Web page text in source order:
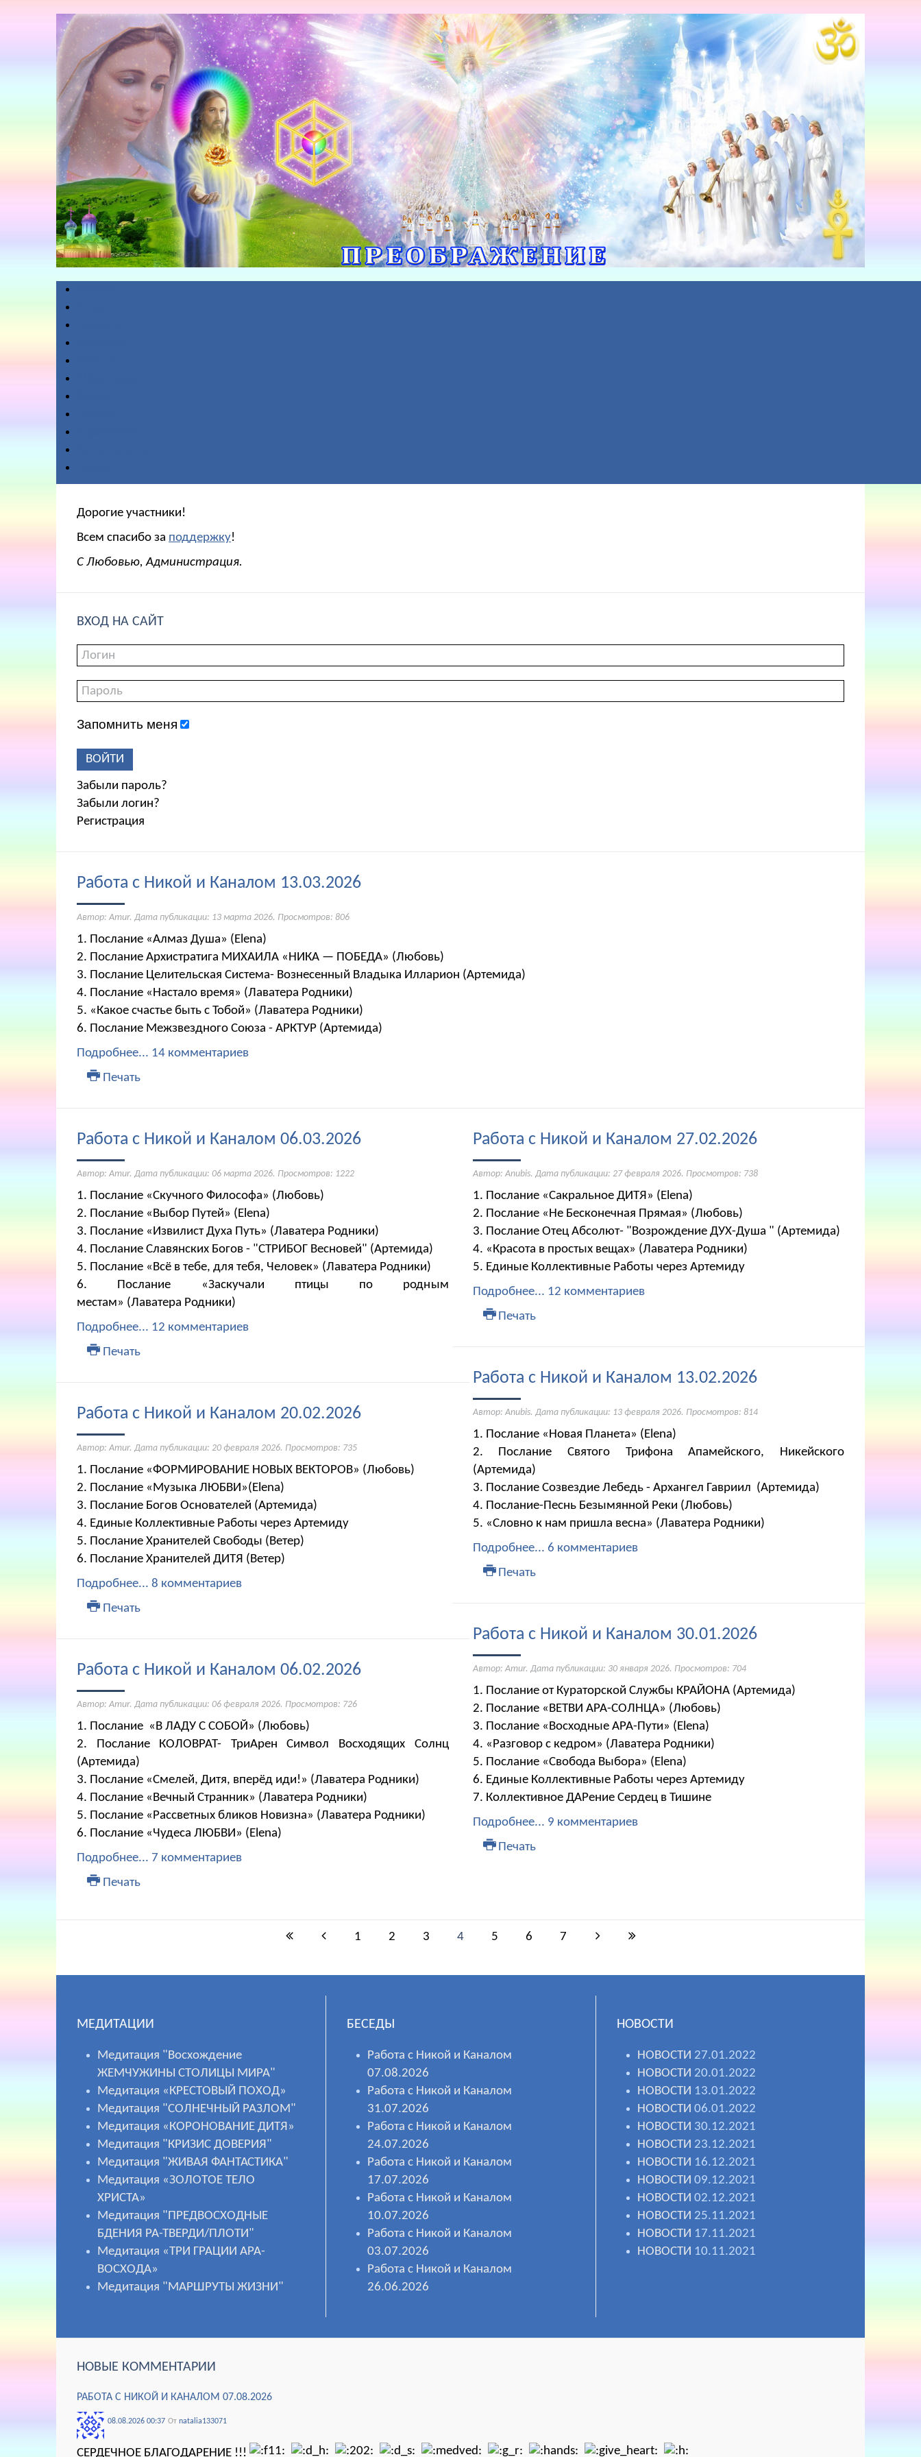
Дорогие участники!
Всем спасибо за поддержку!
С Любовью, Администрация.
ВХОД НА САЙТ
Запомнить меня
ВОЙТИ
Забыли пароль?
Забыли логин?
Регистрация
Работа с Никой и Каналом 13.03.2026
Автор: Amur. Дата публикации: 13 марта 2026. Просмотров: 806
1. Послание «Алмаз Душа» (Elena)
2. Послание Архистратига МИХАИЛА «НИКА — ПОБЕДА» (Любовь)
3. Послание Целительская Система- Вознесенный Владыка Илларион (Артемида)
4. Послание «Настало время» (Лаватера Родники)
5. «Какое счастье быть с Тобой» (Лаватера Родники)
6. Послание Межзвездного Союза - АРКТУР (Артемида)
Подробнее... 14 комментариев
Печать
Работа с Никой и Каналом 06.03.2026
Автор: Amur. Дата публикации: 06 марта 2026. Просмотров: 1222
1. Послание «Скучного Философа» (Любовь)
2. Послание «Выбор Путей» (Elena)
3. Послание «Извилист Духа Путь» (Лаватера Родники)
4. Послание Славянских Богов - "СТРИБОГ Весновей" (Артемида)
5. Послание «Всё в тебе, для тебя, Человек» (Лаватера Родники)
6. Послание «Заскучали птицы по родным
местам» (Лаватера Родники)
Подробнее... 12 комментариев
Печать
Работа с Никой и Каналом 20.02.2026
Автор: Amur. Дата публикации: 20 февраля 2026. Просмотров: 735
1. Послание «ФОРМИРОВАНИЕ НОВЫХ ВЕКТОРОВ» (Любовь)
2. Послание «Музыка ЛЮБВИ»(Elena)
​​​​​​​3. Послание Богов Основателей (Артемида)
4. Единые Коллективные Работы через Артемиду
5. Послание Хранителей Свободы (Ветер)
6. Послание Хранителей ДИТЯ (Ветер)
Подробнее... 8 комментариев
Печать
Работа с Никой и Каналом 06.02.2026
Автор: Amur. Дата публикации: 06 февраля 2026. Просмотров: 726
1. Послание «В ЛАДУ С СОБОЙ» (Любовь)
2. Послание КОЛОВРАТ- ТриАрен Символ Восходящих Солнц
(Артемида)
3. Послание «Смелей, Дитя, вперёд иди!» (Лаватера Родники)
4. ​​​​​​​Послание «Вечный Странник» (Лаватера Родники)
5. Послание «Рассветных бликов Новизна» (Лаватера Родники)
6. Послание «Чудеса ЛЮБВИ» (Elena)
Подробнее... 7 комментариев
Печать
Работа с Никой и Каналом 27.02.2026
Автор: Anubis. Дата публикации: 27 февраля 2026. Просмотров: 738
1. Послание «Сакральное ДИТЯ» (Elena)
2. Послание «Не Бесконечная Прямая» (Любовь)
3. Послание Отец Абсолют- "Возрождение ДУХ-Душа " (Артемида)
4. «Красота в простых вещах» (Лаватера Родники)
5. Единые Коллективные Работы через Артемиду
Подробнее... 12 комментариев
Печать
Работа с Никой и Каналом 13.02.2026
Автор: Anubis. Дата публикации: 13 февраля 2026. Просмотров: 814
1. Послание «Новая Планета» (Elena)
2. Послание Святого Трифона Апамейского, Никейского
(Артемида)
3. Послание Созвездие Лебедь - Архангел Гавриил (Артемида)
4. Послание-Песнь Безымянной Реки (Любовь)
5. «Словно к нам пришла весна» (Лаватера Родники)
Подробнее... 6 комментариев
Печать
Работа с Никой и Каналом 30.01.2026
Автор: Amur. Дата публикации: 30 января 2026. Просмотров: 704
1. Послание от Кураторской Службы КРАЙОНА (Артемида)
2. Послание «ВЕТВИ АРА-СОЛНЦА» (Любовь)
3. Послание «Восходные АРА-Пути» (Elena)
4. «Разговор с кедром» (Лаватера Родники)
5. Послание «Свобода Выбора» (Elena)
6. ​​​​​​​Единые Коллективные Работы через Артемиду
7. Коллективное ДАРение Сердец в Тишине
Подробнее... 9 комментариев
Печать
1 2 3 4 5 6 7
МЕДИТАЦИИ
Медитация "Восхождение
ЖЕМЧУЖИНЫ СТОЛИЦЫ МИРА"
Медитация «КРЕСТОВЫЙ ПОХОД»
Медитация "СОЛНЕЧНЫЙ РАЗЛОМ"
Медитация «КОРОНОВАНИЕ ДИТЯ»
Медитация "КРИЗИС ДОВЕРИЯ"
Медитация "ЖИВАЯ ФАНТАСТИКА"
Медитация «ЗОЛОТОЕ ТЕЛО
ХРИСТА»
Медитация "ПРЕДВОСХОДНЫЕ
БДЕНИЯ РА-ТВЕРДИ/ПЛОТИ"
Медитация «ТРИ ГРАЦИИ АРА-
ВОСХОДА»
Медитация "МАРШРУТЫ ЖИЗНИ"
БЕСЕДЫ
Работа с Никой и Каналом
07.08.2026
Работа с Никой и Каналом
31.07.2026
Работа с Никой и Каналом
24.07.2026
Работа с Никой и Каналом
17.07.2026
Работа с Никой и Каналом
10.07.2026
Работа с Никой и Каналом
03.07.2026
Работа с Никой и Каналом
26.06.2026
НОВОСТИ
НОВОСТИ 27.01.2022
НОВОСТИ 20.01.2022
НОВОСТИ 13.01.2022
НОВОСТИ 06.01.2022
НОВОСТИ 30.12.2021
НОВОСТИ 23.12.2021
НОВОСТИ 16.12.2021
НОВОСТИ 09.12.2021
НОВОСТИ 02.12.2021
НОВОСТИ 25.11.2021
НОВОСТИ 17.11.2021
НОВОСТИ 10.11.2021
НОВЫЕ КОММЕНТАРИИ
РАБОТА С НИКОЙ И КАНАЛОМ 07.08.2026
08.08.2026 00:37 От natalia133071
СЕРДЕЧНОЕ БЛАГОДАРЕНИЕ !!!